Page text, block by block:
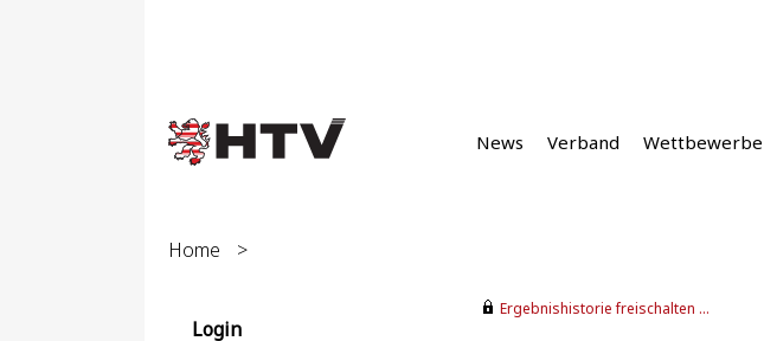
News Verband Wettbewerbe
Home >
Login
Ergebnishistorie freischalten ...